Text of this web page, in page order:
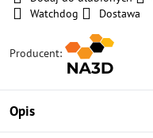
Watchdog
Dostawa
Producent:
Opis